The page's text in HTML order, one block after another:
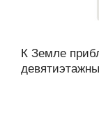
К Земле